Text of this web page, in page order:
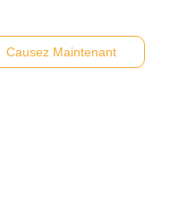
Causez Maintenant